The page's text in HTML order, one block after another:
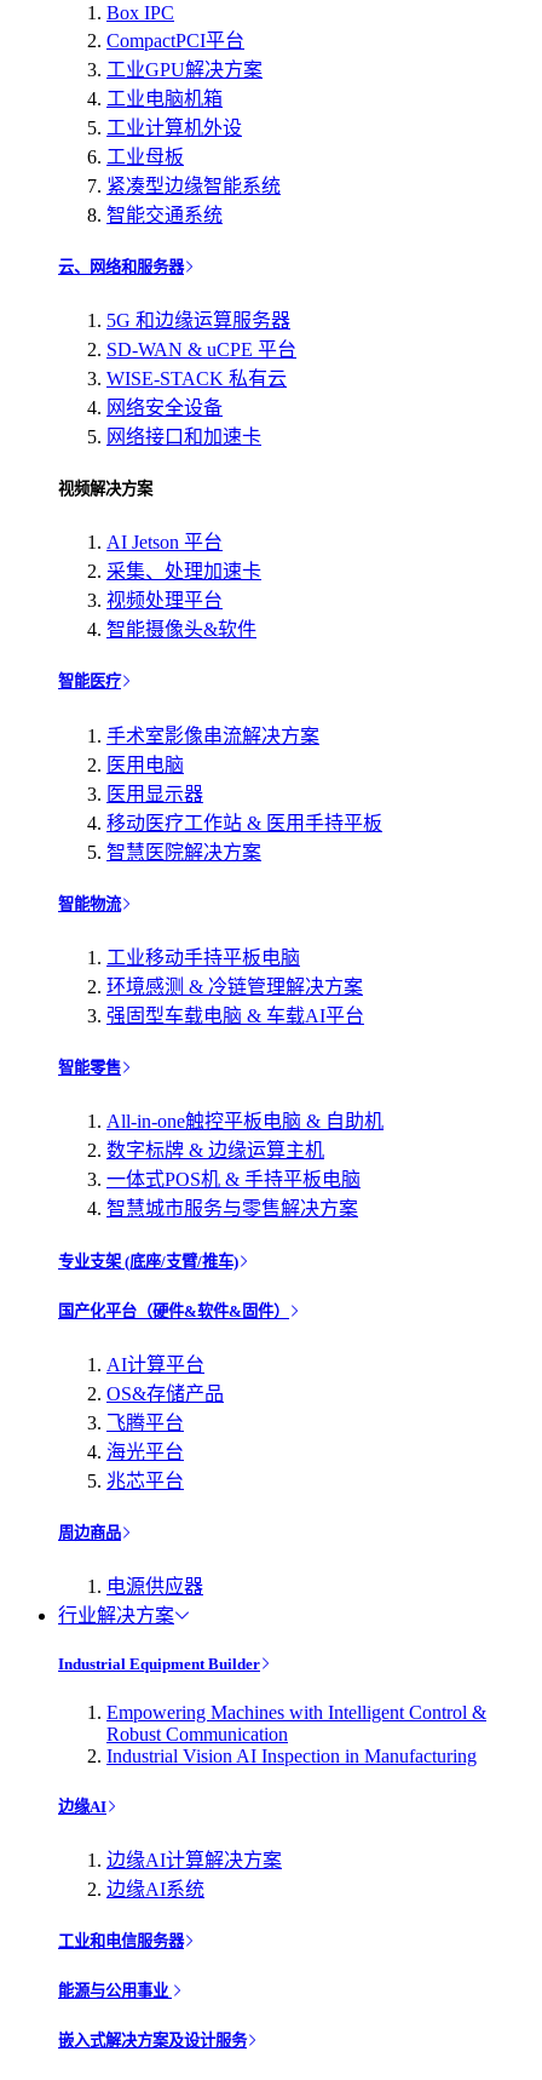
Box IPC
CompactPCI平台
工业GPU解决方案
工业电脑机箱
工业计算机外设
工业母板
紧凑型边缘智能系统
智能交通系统
云、网络和服务器
5G 和边缘运算服务器
SD-WAN & uCPE 平台
WISE-STACK 私有云
网络安全设备
网络接口和加速卡
视频解决方案
AI Jetson 平台
采集、处理加速卡
视频处理平台
智能摄像头&软件
智能医疗
手术室影像串流解决方案
医用电脑
医用显示器
移动医疗工作站 & 医用手持平板
智慧医院解决方案
智能物流
工业移动手持平板电脑
环境感测 & 冷链管理解决方案
强固型车载电脑 & 车载AI平台
智能零售
All-in-one触控平板电脑 & 自助机
数字标牌 & 边缘运算主机
一体式POS机 & 手持平板电脑
智慧城市服务与零售解决方案
专业支架 (底座/支臂/推车)
国产化平台（硬件&软件&固件）
AI计算平台
OS&存储产品
飞腾平台
海光平台
兆芯平台
周边商品
电源供应器
行业解决方案
Industrial Equipment Builder
Empowering Machines with Intelligent Control &
Robust Communication
Industrial Vision AI Inspection in Manufacturing
边缘AI
边缘AI计算解决方案
边缘AI系统
工业和电信服务器
能源与公用事业
嵌入式解决方案及设计服务